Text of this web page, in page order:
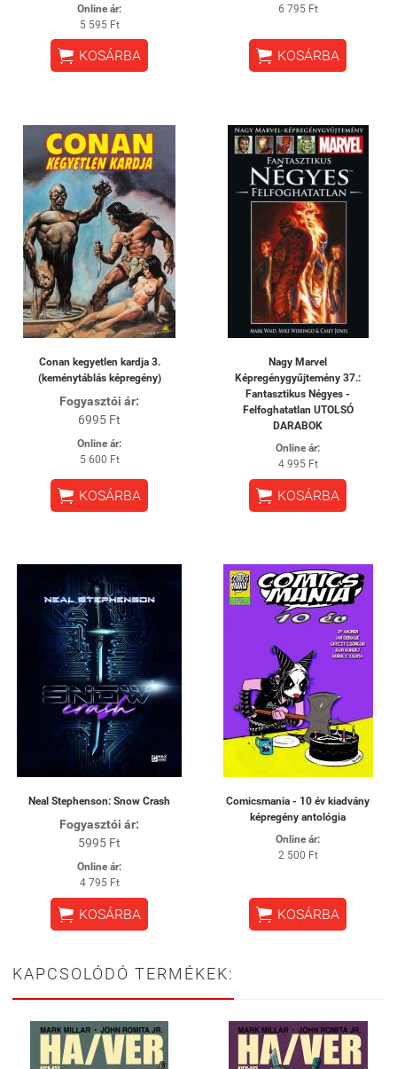
Online ár:
5 595 Ft
 KOSÁRBA
6 795 Ft
 KOSÁRBA
Conan kegyetlen kardja 3.
(keménytáblás képregény)
Fogyasztói ár:
6995 Ft
Online ár:
5 600 Ft
 KOSÁRBA
Nagy Marvel
Képregénygyűjtemény 37.:
Fantasztikus Négyes -
Felfoghatatlan UTOLSÓ
DARABOK
Online ár:
4 995 Ft
 KOSÁRBA
Neal Stephenson: Snow Crash
Fogyasztói ár:
5995 Ft
Online ár:
4 795 Ft
 KOSÁRBA
Comicsmania - 10 év kiadvány
képregény antológia
Online ár:
2 500 Ft
 KOSÁRBA
KAPCSOLÓDÓ TERMÉKEK: